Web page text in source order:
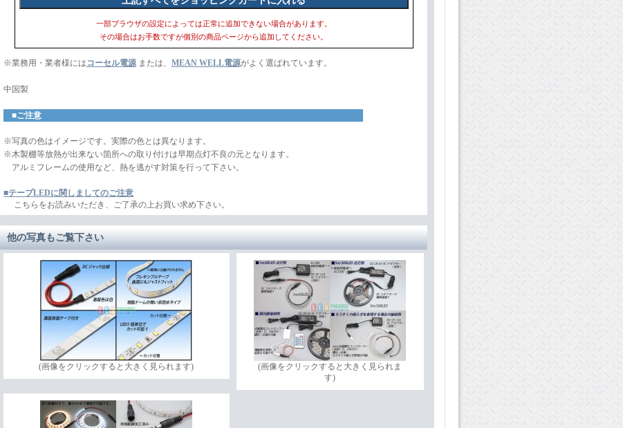
一部ブラウザの設定によっては正常に追加できない場合があります。
その場合はお手数ですが個別の商品ページから追加してください。
※業務用・業者様には コーセル電源または、 MEAN WELL電源がよく選ばれています。
中国製
■ご注意
※写真の色はイメージです。実際の色とは異なります。
※木製棚等放熱が出来ない箇所への取り付けは早期点灯不良の元となります。
アルミフレームの使用など、熱を逃がす対策を行って下さい。
■テープLEDに関しましてのご注意
こちらをお読みいただき、ご了承の上お買い求め下さい。
他の写真もご覧下さい
(画像をクリックすると大きく見られます)
(画像をクリックすると大きく見られま
す)